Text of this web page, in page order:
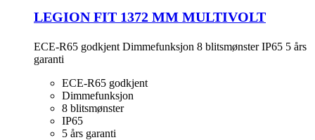
LEGION FIT 1372 MM MULTIVOLT
ECE-R65 godkjent Dimmefunksjon 8 blitsmønster IP65 5 års
garanti
ECE-R65 godkjent
Dimmefunksjon
8 blitsmønster
IP65
5 års garanti